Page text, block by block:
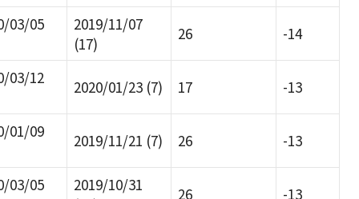
03/05
2019/11/07
(17)
26 -14
03/12 2020/01/23 (7) 17 -13
01/09 2019/11/21 (7) 26 -13
03/05
2019/10/31
26 -13